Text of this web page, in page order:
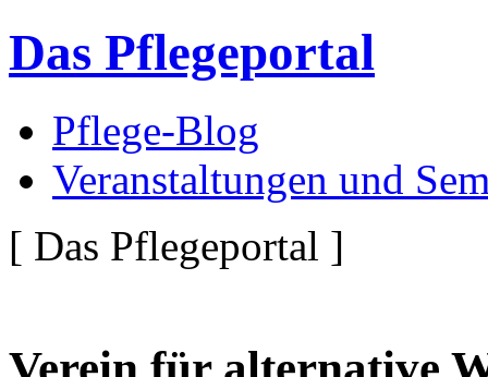
Das Pflegeportal
Pflege-Blog
Veranstaltungen und
[ Das Pflegeportal ]